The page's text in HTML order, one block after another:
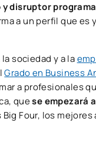
disruptor
a un perfil que es
sociedad y a la
Grado en Business
a profesionales
quese empezará
Four, los